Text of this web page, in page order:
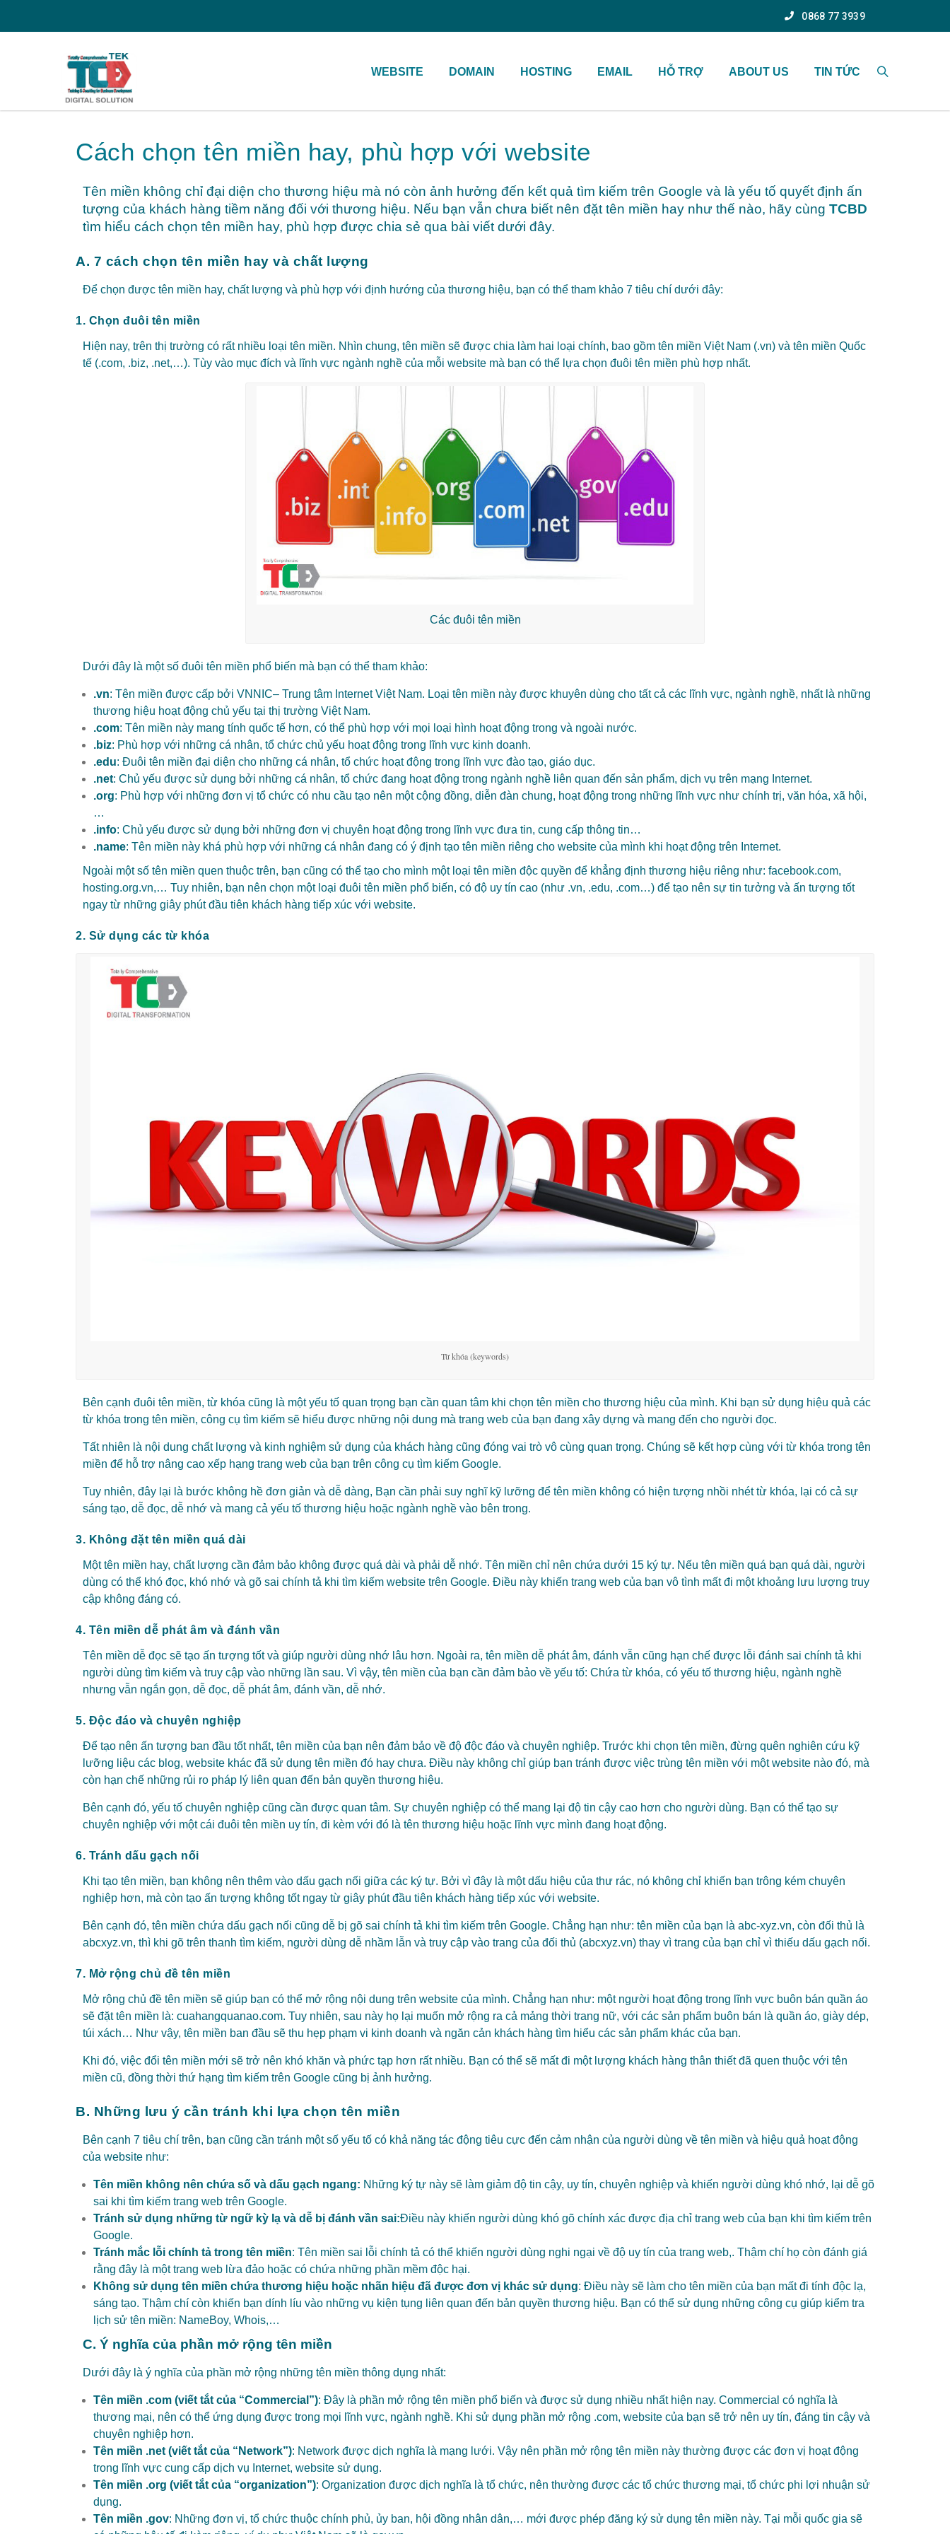
0868 77 3939
WEBSITE DOMAIN HOSTING EMAIL HỖ TRỢ ABOUT US TIN TỨC
Cách chọn tên miền hay, phù hợp với website
Tên miền không chỉ đại diện cho thương hiệu mà nó còn ảnh hưởng đến kết quả tìm kiếm trên Google và là yếu tố quyết định ấn
tượng của khách hàng tiềm năng đối với thương hiệu. Nếu bạn vẫn chưa biết nên đặt tên miền hay như thế nào, hãy cùng TCBD
tìm hiểu cách chọn tên miền hay, phù hợp được chia sẻ qua bài viết dưới đây.
A. 7 cách chọn tên miền hay và chất lượng
Để chọn được tên miền hay, chất lượng và phù hợp với định hướng của thương hiệu, bạn có thể tham khảo 7 tiêu chí dưới đây:
1. Chọn đuôi tên miền
Hiện nay, trên thị trường có rất nhiều loại tên miền. Nhìn chung, tên miền sẽ được chia làm hai loại chính, bao gồm tên miền Việt Nam (.vn) và tên miền Quốc
tế (.com, .biz, .net,…). Tùy vào mục đích và lĩnh vực ngành nghề của mỗi website mà bạn có thể lựa chọn đuôi tên miền phù hợp nhất.
Các đuôi tên miền
Dưới đây là một số đuôi tên miền phổ biến mà bạn có thể tham khảo:
.vn: Tên miền được cấp bởi VNNIC– Trung tâm Internet Việt Nam. Loại tên miền này được khuyên dùng cho tất cả các lĩnh vực, ngành nghề, nhất là những
thương hiệu hoạt động chủ yếu tại thị trường Việt Nam.
.com: Tên miền này mang tính quốc tế hơn, có thể phù hợp với mọi loại hình hoạt động trong và ngoài nước.
.biz: Phù hợp với những cá nhân, tổ chức chủ yếu hoạt động trong lĩnh vực kinh doanh.
.edu: Đuôi tên miền đại diện cho những cá nhân, tổ chức hoạt động trong lĩnh vực đào tạo, giáo dục.
.net: Chủ yếu được sử dụng bởi những cá nhân, tổ chức đang hoạt động trong ngành nghề liên quan đến sản phẩm, dịch vụ trên mạng Internet.
.org: Phù hợp với những đơn vị tổ chức có nhu cầu tạo nên một cộng đồng, diễn đàn chung, hoạt động trong những lĩnh vực như chính trị, văn hóa, xã hội,
…
.info: Chủ yếu được sử dụng bởi những đơn vị chuyên hoạt động trong lĩnh vực đưa tin, cung cấp thông tin…
.name: Tên miền này khá phù hợp với những cá nhân đang có ý định tạo tên miền riêng cho website của mình khi hoạt động trên Internet.
Ngoài một số tên miền quen thuộc trên, bạn cũng có thể tạo cho mình một loại tên miền độc quyền để khẳng định thương hiệu riêng như: facebook.com,
hosting.org.vn,… Tuy nhiên, bạn nên chọn một loại đuôi tên miền phổ biến, có độ uy tín cao (như .vn, .edu, .com…) để tạo nên sự tin tưởng và ấn tượng tốt
ngay từ những giây phút đầu tiên khách hàng tiếp xúc với website.
2. Sử dụng các từ khóa
Từ khóa (keywords)
Bên cạnh đuôi tên miền, từ khóa cũng là một yếu tố quan trọng bạn cần quan tâm khi chọn tên miền cho thương hiệu của mình. Khi bạn sử dụng hiệu quả các
từ khóa trong tên miền, công cụ tìm kiếm sẽ hiểu được những nội dung mà trang web của bạn đang xây dựng và mang đến cho người đọc.
Tất nhiên là nội dung chất lượng và kinh nghiệm sử dụng của khách hàng cũng đóng vai trò vô cùng quan trọng. Chúng sẽ kết hợp cùng với từ khóa trong tên
miền để hỗ trợ nâng cao xếp hạng trang web của bạn trên công cụ tìm kiếm Google.
Tuy nhiên, đây lại là bước không hề đơn giản và dễ dàng, Bạn cần phải suy nghĩ kỹ lưỡng để tên miền không có hiện tượng nhồi nhét từ khóa, lại có cả sự
sáng tạo, dễ đọc, dễ nhớ và mang cả yếu tố thương hiệu hoặc ngành nghề vào bên trong.
3. Không đặt tên miền quá dài
Một tên miền hay, chất lượng cần đảm bảo không được quá dài và phải dễ nhớ. Tên miền chỉ nên chứa dưới 15 ký tự. Nếu tên miền quá bạn quá dài, người
dùng có thể khó đọc, khó nhớ và gõ sai chính tả khi tìm kiếm website trên Google. Điều này khiến trang web của bạn vô tình mất đi một khoảng lưu lượng truy
cập không đáng có.
4. Tên miền dễ phát âm và đánh vần
Tên miền dễ đọc sẽ tạo ấn tượng tốt và giúp người dùng nhớ lâu hơn. Ngoài ra, tên miền dễ phát âm, đánh vẫn cũng hạn chế được lỗi đánh sai chính tả khi
người dùng tìm kiếm và truy cập vào những lần sau. Vì vậy, tên miền của bạn cần đảm bảo về yếu tố: Chứa từ khóa, có yếu tố thương hiệu, ngành nghề
nhưng vẫn ngắn gọn, dễ đọc, dễ phát âm, đánh vần, dễ nhớ.
5. Độc đáo và chuyên nghiệp
Để tạo nên ấn tượng ban đầu tốt nhất, tên miền của bạn nên đảm bảo về độ độc đáo và chuyên nghiệp. Trước khi chọn tên miền, đừng quên nghiên cứu kỹ
lưỡng liệu các blog, website khác đã sử dụng tên miền đó hay chưa. Điều này không chỉ giúp bạn tránh được việc trùng tên miền với một website nào đó, mà
còn hạn chế những rủi ro pháp lý liên quan đến bản quyền thương hiệu.
Bên cạnh đó, yếu tố chuyên nghiệp cũng cần được quan tâm. Sự chuyên nghiệp có thể mang lại độ tin cậy cao hơn cho người dùng. Bạn có thể tạo sự
chuyên nghiệp với một cái đuôi tên miền uy tín, đi kèm với đó là tên thương hiệu hoặc lĩnh vực mình đang hoạt động.
6. Tránh dấu gạch nối
Khi tạo tên miền, bạn không nên thêm vào dấu gạch nối giữa các ký tự. Bởi vì đây là một dấu hiệu của thư rác, nó không chỉ khiến bạn trông kém chuyên
nghiệp hơn, mà còn tạo ấn tượng không tốt ngay từ giây phút đầu tiên khách hàng tiếp xúc với website.
Bên cạnh đó, tên miền chứa dấu gạch nối cũng dễ bị gõ sai chính tả khi tìm kiếm trên Google. Chẳng hạn như: tên miền của bạn là abc-xyz.vn, còn đối thủ là
abcxyz.vn, thì khi gõ trên thanh tìm kiếm, người dùng dễ nhầm lẫn và truy cập vào trang của đối thủ (abcxyz.vn) thay vì trang của bạn chỉ vì thiếu dấu gạch nối.
7. Mở rộng chủ đề tên miền
Mở rộng chủ đề tên miền sẽ giúp bạn có thể mở rộng nội dung trên website của mình. Chẳng hạn như: một người hoạt động trong lĩnh vực buôn bán quần áo
sẽ đặt tên miền là: cuahangquanao.com. Tuy nhiên, sau này họ lại muốn mở rộng ra cả mảng thời trang nữ, với các sản phẩm buôn bán là quần áo, giày dép,
túi xách… Như vậy, tên miền ban đầu sẽ thu hẹp phạm vi kinh doanh và ngăn cản khách hàng tìm hiểu các sản phẩm khác của bạn.
Khi đó, việc đổi tên miền mới sẽ trở nên khó khăn và phức tạp hơn rất nhiều. Bạn có thể sẽ mất đi một lượng khách hàng thân thiết đã quen thuộc với tên
miền cũ, đồng thời thứ hạng tìm kiếm trên Google cũng bị ảnh hưởng.
B. Những lưu ý cần tránh khi lựa chọn tên miền
Bên cạnh 7 tiêu chí trên, bạn cũng cần tránh một số yếu tố có khả năng tác động tiêu cực đến cảm nhận của người dùng về tên miền và hiệu quả hoạt động
của website như:
Tên miền không nên chứa số và dấu gạch ngang: Những ký tự này sẽ làm giảm độ tin cậy, uy tín, chuyên nghiệp và khiến người dùng khó nhớ, lại dễ gõ
sai khi tìm kiếm trang web trên Google.
Tránh sử dụng những từ ngữ kỳ lạ và dễ bị đánh vần sai:Điều này khiến người dùng khó gõ chính xác được địa chỉ trang web của bạn khi tìm kiếm trên
Google.
Tránh mắc lỗi chính tả trong tên miền: Tên miền sai lỗi chính tả có thể khiến người dùng nghi ngại về độ uy tín của trang web,. Thậm chí họ còn đánh giá
rằng đây là một trang web lừa đảo hoặc có chứa những phần mềm độc hại.
Không sử dụng tên miền chứa thương hiệu hoặc nhãn hiệu đã được đơn vị khác sử dụng: Điều này sẽ làm cho tên miền của bạn mất đi tính độc lạ,
sáng tạo. Thậm chí còn khiến bạn dính líu vào những vụ kiện tụng liên quan đến bản quyền thương hiệu. Bạn có thể sử dụng những công cụ giúp kiểm tra
lịch sử tên miền: NameBoy, Whois,…
C. Ý nghĩa của phần mở rộng tên miền
Dưới đây là ý nghĩa của phần mở rộng những tên miền thông dụng nhất:
Tên miền .com (viết tắt của “Commercial”): Đây là phần mở rộng tên miền phổ biến và được sử dụng nhiều nhất hiện nay. Commercial có nghĩa là
thương mại, nên có thể ứng dụng được trong mọi lĩnh vực, ngành nghề. Khi sử dụng phần mở rộng .com, website của bạn sẽ trở nên uy tín, đáng tin cậy và
chuyên nghiệp hơn.
Tên miền .net (viết tắt của “Network”): Network được dịch nghĩa là mạng lưới. Vậy nên phần mở rộng tên miền này thường được các đơn vị hoạt động
trong lĩnh vực cung cấp dịch vụ Internet, website sử dụng.
Tên miền .org (viết tắt của “organization”): Organization được dịch nghĩa là tổ chức, nên thường được các tổ chức thương mại, tổ chức phi lợi nhuận sử
dụng.
Tên miền .gov: Những đơn vị, tổ chức thuộc chính phủ, ủy ban, hội đồng nhân dân,… mới được phép đăng ký sử dụng tên miền này. Tại mỗi quốc gia sẽ